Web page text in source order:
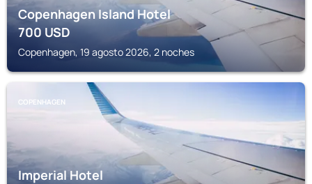
Copenhagen Island Hotel
700USD
Copenhagen, 19 agosto 2026, 2 noches
COPENHAGEN
Imperial Hotel